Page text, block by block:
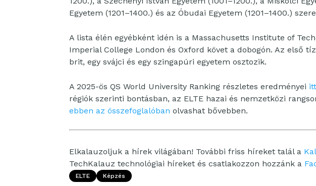
Egyetem (1201–1400.) és az Óbudai Egyetem (1201–1400.)
A lista élén egyébként idén is a Massachusetts Institute of
Imperial College London és Oxford követ a dobogón. Az első
brit, egy svájci és egy szingapúri egyetem osztozik.
A 2025-ös QS World University Ranking részletes eredményei
régiók szerinti bontásban, az ELTE hazai és nemzetközi
ebben az összefoglalóban olvashat bővebben.
Elkalauzoljuk a hírek világában! További friss híreket talál a
TechKalauz technológiai híreket és csatlakozzon hozzánk a
ELTE Képzés